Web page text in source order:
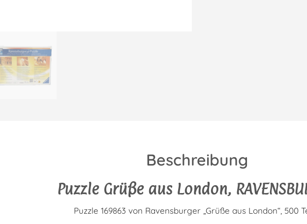
Beschreibung
Puzzle Grüße aus London,
Puzzle 169863 von Ravensburger „Grüße aus London“, 500